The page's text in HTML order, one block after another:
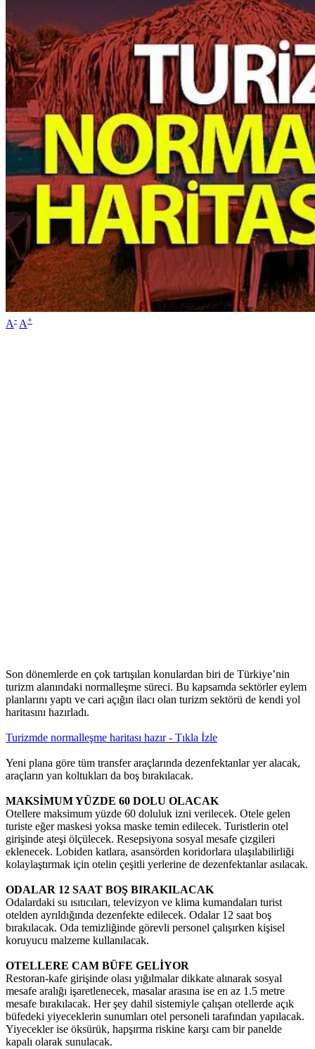
A- A+
Son dönemlerde en çok tartışılan konulardan biri de Türkiye’nin
turizm alanındaki normalleşme süreci. Bu kapsamda sektörler eylem
planlarını yaptı ve cari açığın ilacı olan turizm sektörü de kendi yol
haritasını hazırladı.
Turizmde normalleşme haritası hazır - Tıkla İzle
Yeni plana göre tüm transfer araçlarında dezenfektanlar yer alacak,
araçların yan koltukları da boş bırakılacak.
MAKSİMUM YÜZDE 60 DOLU OLACAK
Otellere maksimum yüzde 60 doluluk izni verilecek. Otele gelen
turiste eğer maskesi yoksa maske temin edilecek. Turistlerin otel
girişinde ateşi ölçülecek. Resepsiyona sosyal mesafe çizgileri
eklenecek. Lobiden katlara, asansörden koridorlara ulaşılabilirliği
kolaylaştırmak için otelin çeşitli yerlerine de dezenfektanlar asılacak.
ODALAR 12 SAAT BOŞ BIRAKILACAK
Odalardaki su ısıtıcıları, televizyon ve klima kumandaları turist
otelden ayrıldığında dezenfekte edilecek. Odalar 12 saat boş
bırakılacak. Oda temizliğinde görevli personel çalışırken kişisel
koruyucu malzeme kullanılacak.
OTELLERE CAM BÜFE GELİYOR
Restoran-kafe girişinde olası yığılmalar dikkate alınarak sosyal
mesafe aralığı işaretlenecek, masalar arasına ise en az 1.5 metre
mesafe bırakılacak. Her şey dahil sistemiyle çalışan otellerde açık
büfedeki yiyeceklerin sunumları otel personeli tarafından yapılacak.
Yiyecekler ise öksürük, hapşırma riskine karşı cam bir panelde
kapalı olarak sunulacak.